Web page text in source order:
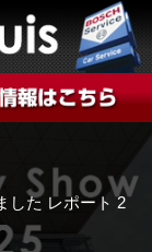
した レポート 2